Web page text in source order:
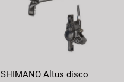
SHIMANO Altus disco